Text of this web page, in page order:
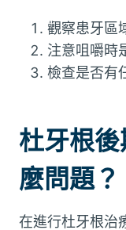
觀察患牙區
注意咀嚼時
檢查是否有
杜牙根
麼問題？
在進行杜牙根治